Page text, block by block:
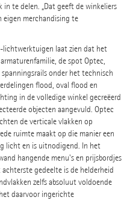
te delen. „Dat geeft de winkeliers
eigen merchandising te
lichtwerktuigen laat zien dat het
de spot Optec,
onder het technisch
flood, oval flood en
in de volledige winkel gecreëerd
objecten aangevuld. Optec
de verticale vlakken op
ruimte maakt op die manier een
licht en is uitnodigend. In het
hangende menu's en prijsbordjes
gedeelte is de helderheid
zelfs absoluut voldoende
daarvoor ingerichte